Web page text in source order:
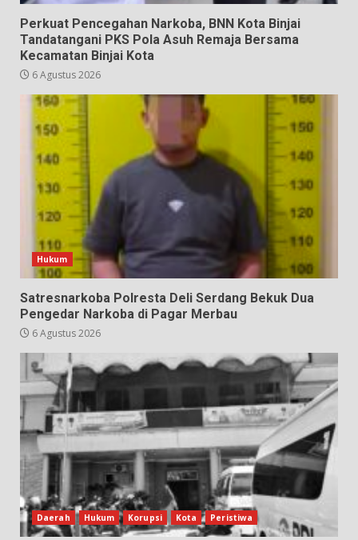
Perkuat Pencegahan Narkoba, BNN Kota Binjai
Tandatangani PKS Pola Asuh Remaja Bersama
Kecamatan Binjai Kota
6 Agustus 2026
Hukum
Satresnarkoba Polresta Deli Serdang Bekuk Dua
Pengedar Narkoba di Pagar Merbau
6 Agustus 2026
Daerah Hukum Korupsi Kota Peristiwa